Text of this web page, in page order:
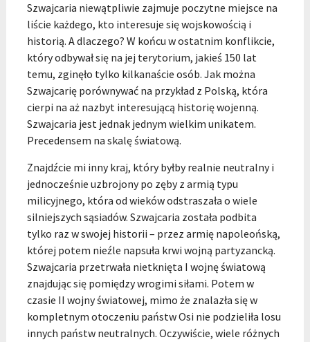
Szwajcaria niewątpliwie zajmuje poczytne miejsce na
liście każdego, kto interesuje się wojskowością i
historią. A dlaczego? W końcu w ostatnim konflikcie,
który odbywał się na jej terytorium, jakieś 150 lat
temu, zginęło tylko kilkanaście osób. Jak można
Szwajcarię porównywać na przykład z Polską, która
cierpi na aż nazbyt interesującą historię wojenną.
Szwajcaria jest jednak jednym wielkim unikatem.
Precedensem na skalę światową.
Znajdźcie mi inny kraj, który byłby realnie neutralny i
jednocześnie uzbrojony po zęby z armią typu
milicyjnego, która od wieków odstraszała o wiele
silniejszych sąsiadów. Szwajcaria została podbita
tylko raz w swojej historii – przez armię napoleońską,
której potem nieźle napsuła krwi wojną partyzancką.
Szwajcaria przetrwała nietknięta I wojnę światową
znajdując się pomiędzy wrogimi siłami. Potem w
czasie II wojny światowej, mimo że znalazła się w
kompletnym otoczeniu państw Osi nie podzieliła losu
innych państw neutralnych. Oczywiście, wiele różnych